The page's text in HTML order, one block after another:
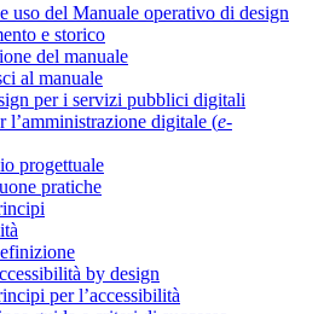
uso del Manuale operativo di design
e storico
del manuale
al manuale
per i servizi pubblici digitali
l’amministrazione digitale (e-
progettuale
pratiche
by design
per l’accessibilità